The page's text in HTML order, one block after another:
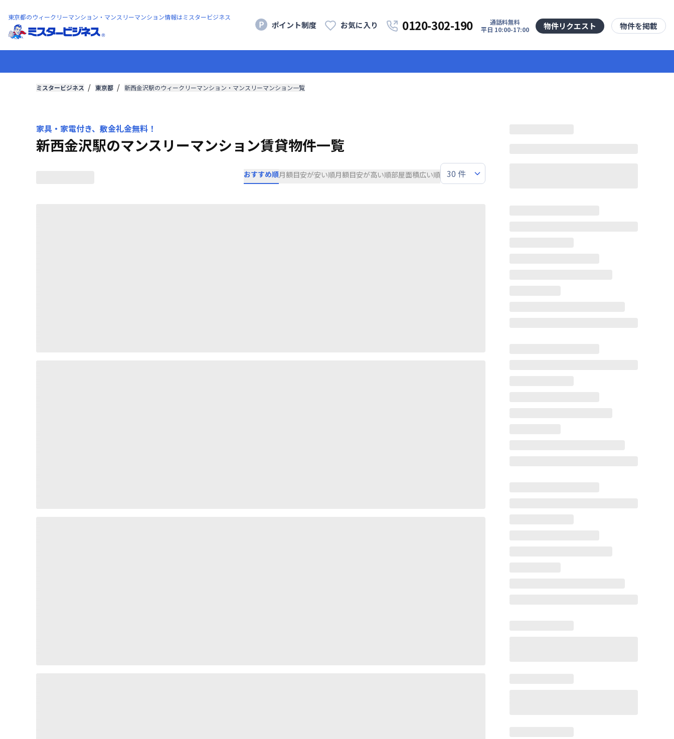
東京都のウィークリーマンション・マンスリーマンション情報はミスタービジネス
ポイント制度 お気に入り 0120-302-190
通話料無料
平日 10:00-17:00
物件リクエスト 物件を掲載
ミスタービジネス 東京都 新西金沢駅のウィークリーマンション・マンスリーマンション一覧
家具・家電付き、敷金礼金無料！
新西金沢駅のマンスリーマンション賃貸物件一覧
おすすめ順月額目安が安い順月額目安が高い順部屋面積広い順